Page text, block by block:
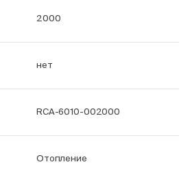
2000
нет
RCA-6010-002000
Отопление